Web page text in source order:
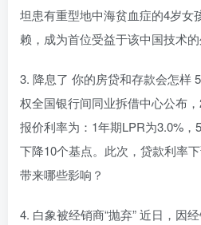
坦患有重型地中海贫血症的4岁女
赖，成为首位受益于该中国技术的
3. 降息了 你的房贷和存款会怎样
权全国银行间同业拆借中心公布
报价利率为：1年期LPR为3.0%，
下降10个基点。此次，贷款利率
带来哪些影响？
4. 白象被经销商“抛弃” 近日，因